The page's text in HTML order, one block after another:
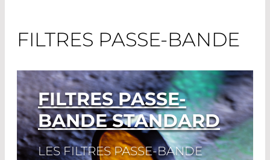
FILTRES PASSE-BANDE
FILTRES PASSE-
BANDE STANDARD
LES FILTRES PASSE-BANDE